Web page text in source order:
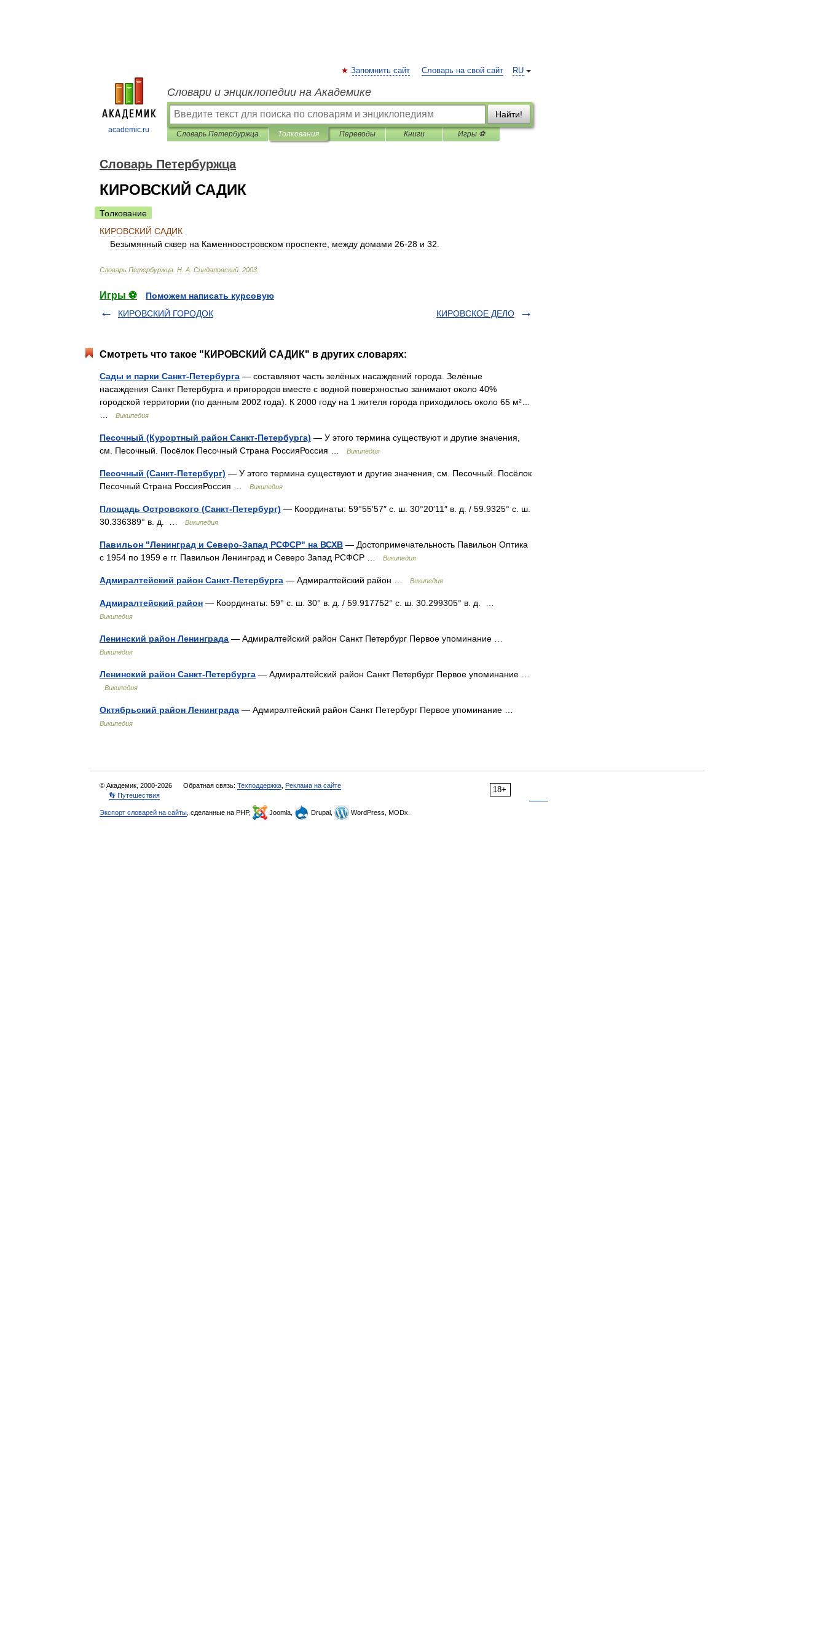
academic.ru
RU
Запомнить сайт Словарь на свой сайт
Словари и энциклопедии на Академике
Найти!
Словарь Петербуржца Толкования Переводы Книги Игры ⚽
Словарь Петербуржца
КИРОВСКИЙ САДИК
Толкование
КИРОВСКИЙ САДИК
Безымянный сквер на Каменноостровском проспекте между домами 26-28 и 32
Словарь Петербуржца Н А Синдаловский 2003
Игры ⚽
Поможем написать курсовую
КИРОВСКИЙ ГОРОДОК
КИРОВСКОЕ ДЕЛО
Смотреть что такое "КИРОВСКИЙ САДИК" в других словарях:
Сады и парки Санкт-Петербурга — составляют часть зелёных насаждений города. Зелёные
насаждения Санкт Петербурга и пригородов вместе с водной поверхностью занимают около 40%
городской территории (по данным 2002 года). К 2000 году на 1 жителя города приходилось около 65 м²…
Википедия
Песочный (Курортный район Санкт-Петербурга) — У этого термина существуют и другие значения,
см. Песочный. Посёлок Песочный Страна РоссияРоссия …
Википедия
Песочный (Санкт-Петербург) — У этого термина существуют и другие значения, см. Песочный. Посёлок
Песочный Страна РоссияРоссия …
Википедия
Площадь Островского (Санкт-Петербург) — Координаты: 59°55′57″ с. ш. 30°20′11″ в. д. / 59.9325° с. ш.
30.336389° в. д. …
Википедия
Павильон "Ленинград и Северо-Запад РСФСР" на ВСХВ — Достопримечательность Павильон Оптика
с 1954 по 1959 е гг. Павильон Ленинград и Северо Запад РСФСР …
Википедия
Адмиралтейский район Санкт-Петербурга — Адмиралтейский район … Википедия
Адмиралтейский район — Координаты: 59° с. ш. 30° в. д. / 59.917752° с. ш. 30.299305° в. д. …
Википедия
Ленинский район Ленинграда — Адмиралтейский район Санкт Петербург Первое упоминание …
Википедия
Ленинский район Санкт-Петербурга — Адмиралтейский район Санкт Петербург Первое упоминание …
Википедия
Октябрьский район Ленинграда — Адмиралтейский район Санкт Петербург Первое упоминание …
Википедия
18+
© Академик, 2000-2026 Обратная связь: Техподдержка Реклама на сайте
👣 Путешествия
Экспорт словарей на сайты , сделанные на PHP, Joomla, Drupal, WordPress, MODx.